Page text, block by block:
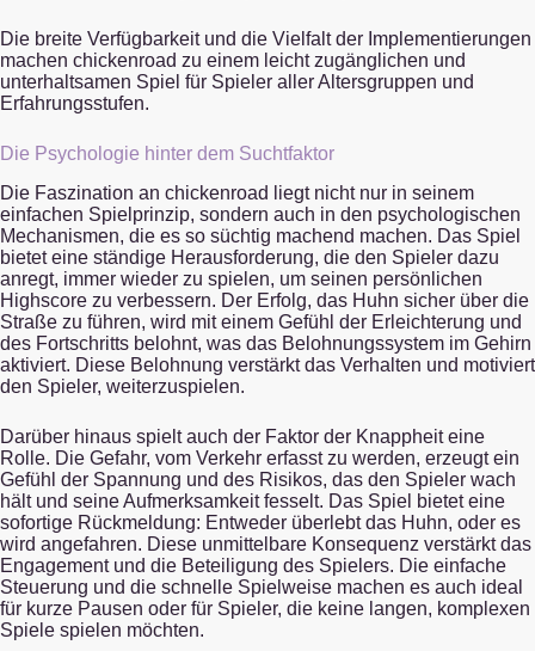
Die breite Verfügbarkeit und die Vielfalt der Implementierungen
machen chickenroad zu einem leicht zugänglichen und
unterhaltsamen Spiel für Spieler aller Altersgruppen und
Erfahrungsstufen.
Die Psychologie hinter dem Suchtfaktor
Die Faszination an chickenroad liegt nicht nur in seinem
einfachen Spielprinzip, sondern auch in den psychologischen
Mechanismen, die es so süchtig machend machen. Das Spiel
bietet eine ständige Herausforderung, die den Spieler dazu
anregt, immer wieder zu spielen, um seinen persönlichen
Highscore zu verbessern. Der Erfolg, das Huhn sicher über die
Straße zu führen, wird mit einem Gefühl der Erleichterung und
des Fortschritts belohnt, was das Belohnungssystem im Gehirn
aktiviert. Diese Belohnung verstärkt das Verhalten und motiviert
den Spieler, weiterzuspielen.
Darüber hinaus spielt auch der Faktor der Knappheit eine
Rolle. Die Gefahr, vom Verkehr erfasst zu werden, erzeugt ein
Gefühl der Spannung und des Risikos, das den Spieler wach
hält und seine Aufmerksamkeit fesselt. Das Spiel bietet eine
sofortige Rückmeldung: Entweder überlebt das Huhn, oder es
wird angefahren. Diese unmittelbare Konsequenz verstärkt das
Engagement und die Beteiligung des Spielers. Die einfache
Steuerung und die schnelle Spielweise machen es auch ideal
für kurze Pausen oder für Spieler, die keine langen, komplexen
Spiele spielen möchten.